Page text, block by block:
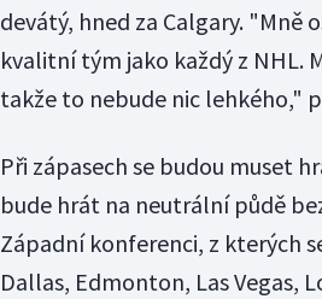
devátý, hned za Calgary. "Mně
kvalitní tým jako každý z NHL.
takže to nebude nic lehkého,"
Při zápasech se budou muset
bude hrát na neutrální půdě
Západní konferenci, z kterých
Dallas, Edmonton, Las Vegas,